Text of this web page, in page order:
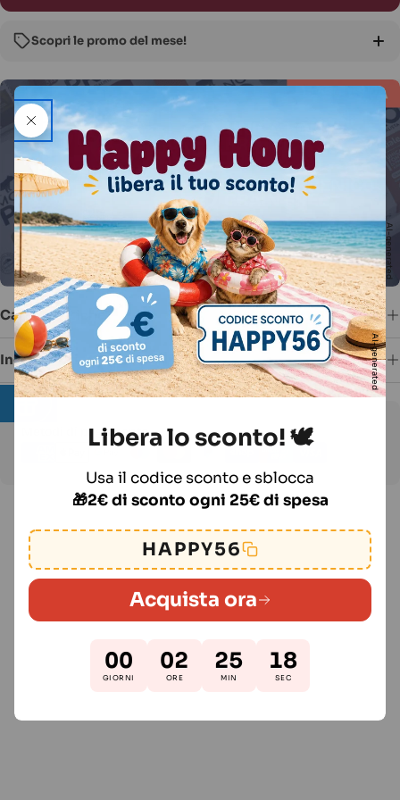
Scopri le promo del mese!
🔥Volantino:-30%su prodotti in offerta
🎟️Coupon fino a -20%
🥫 Promo 3+1 prendi 4, paghi 3
✨-30% sul 2° pezzodi linee selezionate
🎒-10% extra su tuttocon un accessorio AI-generated
Caratteristiche
Ingredienti
Metodi di pagamento
pagamento
12
AI-generated
Libera lo sconto! 🕊️
Usa il codice sconto e sblocca
🎁2€ di sconto ogni 25€ di spesa
HAPPY56
Acquista ora
00
GIORNI
02
ORE
25
MIN
17
SEC